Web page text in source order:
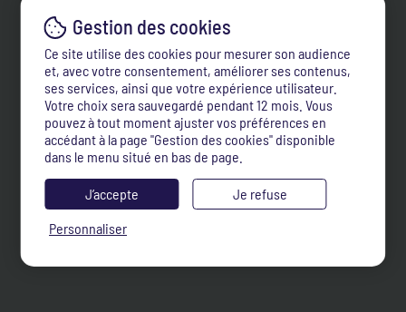
Ce site utilise des cookies pour mesurer son audience
et, avec votre consentement, améliorer ses contenus,
ses services, ainsi que votre expérience utilisateur.
Votre choix sera sauvegardé pendant 12 mois. Vous
pouvez à tout moment ajuster vos préférences en
accédant à la page "Gestion des cookies" disponible
dans le menu situé en bas de page.
J’accepte
Je refuse
Personnaliser